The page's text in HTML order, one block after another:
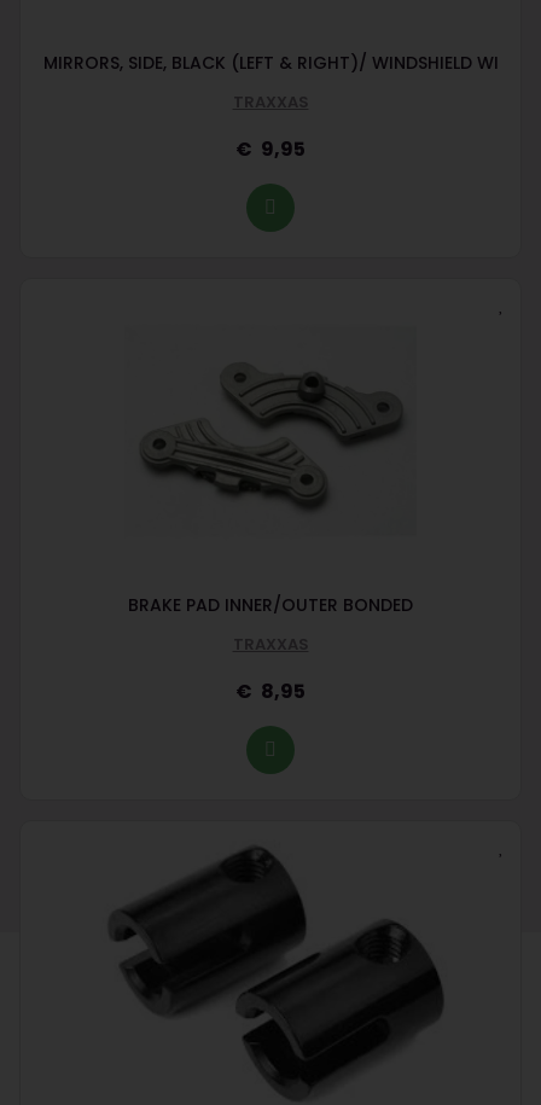
MIRRORS, SIDE, BLACK (LEFT & RIGHT)/ WINDSHIELD WI
TRAXXAS
9,95
BRAKE PAD INNER/OUTER BONDED
TRAXXAS
8,95